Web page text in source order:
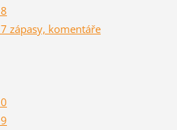
zápasy, komentáře